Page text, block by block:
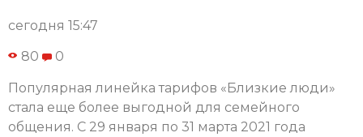
сегодня 15:47
80 0
Популярная линейка тарифов «Близкие люди»
стала еще более выгодной для семейного
общения. С 29 января по 31 марта 2021 года